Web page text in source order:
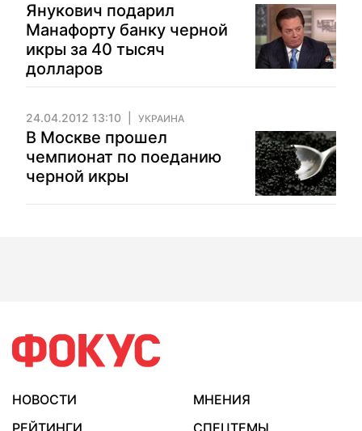
Янукович подарил
Манафорту банку черной
икры за 40 тысяч
долларов
24.04.2012 13:10 УКРАИНА
В Москве прошел
чемпионат по поеданию
черной икры
НОВОСТИ
МНЕНИЯ
РЕЙТИНГИ
СПЕЦТЕМЫ